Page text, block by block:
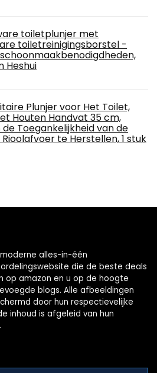
toiletplunjer met
toiletreinigingsborstel -
Heshui
Plunjer voor Het Toilet,
Houten Handvat 35 cm,
de Toegankelijkheid van de
te Herstellen, 1 stuk
alles-in-één
die de beste deals
op amazon en u op de hoogte
blogs. Alle afbeeldingen
door hun respectievelijke
inhoud is afgeleid van hun